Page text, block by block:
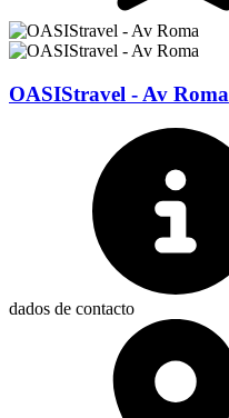
OASIStravel - Av Roma
dados de contacto